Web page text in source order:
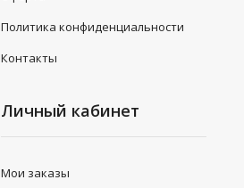
Политика конфиденциальности
Контакты
Личный кабинет
Мои заказы